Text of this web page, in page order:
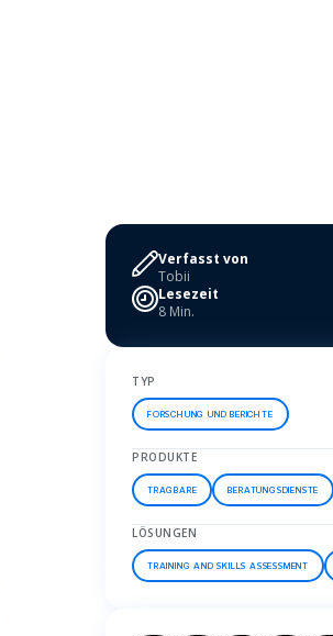
Verfasst von
Tobii
Lesezeit
8 Min.
TYP
FORSCHUNG UND BERICHTE
PRODUKTE
TRAGBARE BERATUNGSDIENSTE
LÖSUNGEN
TRAINING AND SKILLS ASSESSMENT